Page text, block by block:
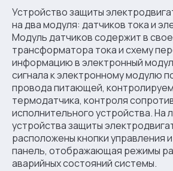
Устройство защиты
на два модуля: датчиков тока и
Модуль датчиков содержит в
трансформатора тока и схему
информацию в электронный
сигнала к электронному модулю
провода питающей,
термодатчика, контроля
исполнительного устройства. На
устройства защиты
расположены кнопки управления
панель, отображающая режимы
аварийных состояний системы.